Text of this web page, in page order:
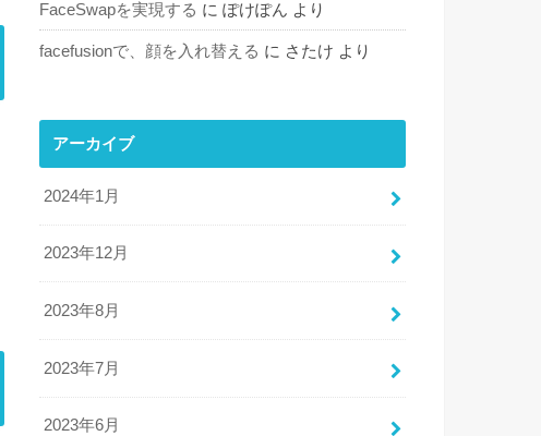
FaceSwapを実現する に ぽけぽん より
facefusionで、顔を入れ替える に さたけ より
アーカイブ
2024年1月
2023年12月
2023年8月
2023年7月
2023年6月